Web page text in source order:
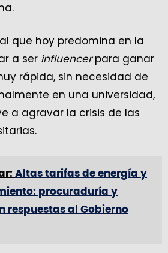
que hoy predomina en la
a ser influencerpara ganar
rápida, sin necesidad de
en una universidad,
a agravar la crisis de las
Altas tarifas de energía y
procuraduría y
respuestas al Gobierno